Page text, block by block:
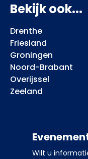
Bekijk ook...
Drenthe
Friesland
Groningen
Noord-Brabant
Overijssel
Zeeland
Wilt u